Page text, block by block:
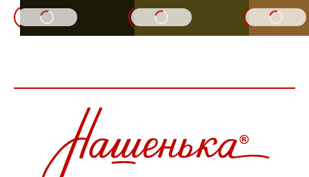
В КОРЗИНУ В КОРЗИНУ В КОРЗИНУ